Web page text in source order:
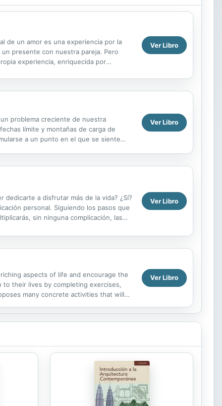
de un amor es una experiencia por la
presente con nuestra pareja. Pero
experiencia, enriquecida por
Ver Libro
problema creciente de nuestra
límite y montañas de carga de
a un punto en el que se siente
Ver Libro
dedicarte a disfrutar más de la vida? ¿Sí?
personal. Siguiendo los pasos que
sin ninguna complicación, las
Ver Libro
aspects of life and encourage the
to their lives by completing exercises,
many concrete activities that will
Ver Libro